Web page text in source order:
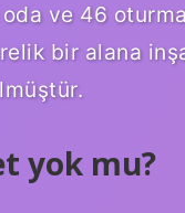
ve 46
bir alana
yok mu?